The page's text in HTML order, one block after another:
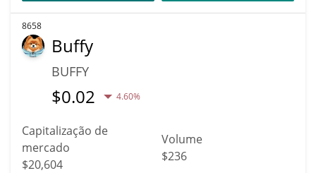
8658
Buffy
BUFFY
$0.02 4.60%
Capitalização de
mercado
$20,604
Volume
$236